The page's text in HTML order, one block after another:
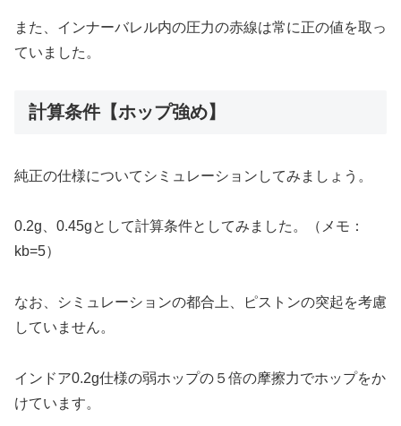
また、インナーバレル内の圧力の赤線は常に正の値を取っ
ていました。
計算条件【ホップ強め】
純正の仕様についてシミュレーションしてみましょう。
0.2g、0.45gとして計算条件としてみました。（メモ：
kb=5）
なお、シミュレーションの都合上、ピストンの突起を考慮
していません。
インドア0.2g仕様の弱ホップの５倍の摩擦力でホップをか
けています。